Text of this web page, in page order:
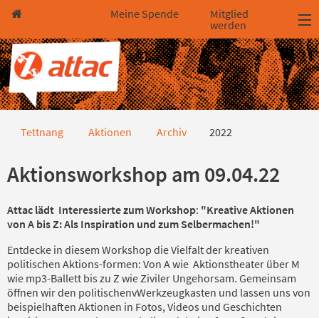
Direkt zum Hauptinhalt springen
Direkt zur Haupt-Navigation springen
Direkt zur Service-Navigation springen
Direkt zur Footer-Navigation springen
Direkt zum Footerinhalt springen
Meine Spende
Mitglied
werden
2022
Tettnang Aktionen Archiv 2022
Aktionsworkshop am 09.04.22
Attac lädt Interessierte zum Workshop: "Kreative Aktionen
von A bis Z: Als Inspiration und zum Selbermachen!"
Entdecke in diesem Workshop die Vielfalt der kreativen
politischen Aktions-formen: Von A wie Aktionstheater über M
wie mp3-Ballett bis zu Z wie Ziviler Ungehorsam. Gemeinsam
öffnen wir den politischenvWerkzeugkasten und lassen uns von
beispielhaften Aktionen in Fotos, Videos und Geschichten